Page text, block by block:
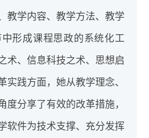
教学内容、教学方法、教学
形成课程思政的系统化工
术、信息科技之术、思想启
实践方面，她从教学理念、
度分享了有效的改革措施，
软件为技术支撑、充分发挥